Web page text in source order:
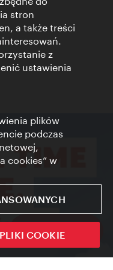
Sign up now
stron
a także treści
z
ustawienia
plików
podczas
cookies” w
COOKIE